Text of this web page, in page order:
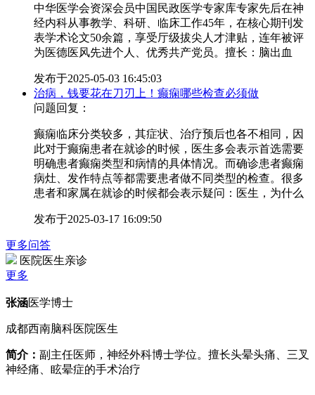
中华医学会资深会员中国民政医学专家库专家先后在神
经内科从事教学、科研、临床工作45年，在核心期刊发
表学术论文50余篇，享受厅级拔尖人才津贴，连年被评
为医德医风先进个人、优秀共产党员。擅长：脑出血
发布于2025-05-03 16:45:03
治病，钱要花在刀刃上！癫痫哪些检查必须做
问题回复：
癫痫临床分类较多，其症状、治疗预后也各不相同，因
此对于癫痫患者在就诊的时候，医生多会表示首选需要
明确患者癫痫类型和病情的具体情况。而确诊患者癫痫
病灶、发作特点等都需要患者做不同类型的检查。很多
患者和家属在就诊的时候都会表示疑问：医生，为什么
发布于2025-03-17 16:09:50
更多问答
医院医生亲诊
更多
张涵医学博士
成都西南脑科医院医生
简介： 副主任医师，神经外科博士学位。擅长头晕头痛、三叉
神经痛、眩晕症的手术治疗